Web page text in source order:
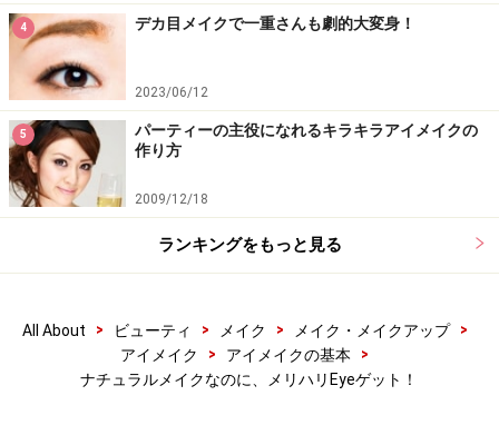
【編集部おすすめの購入サイト】
Amazonで人気のアイメイク用品をチェック！
楽天市場で人気のアイメイク用品をチェック！
4 デカ目メイクで一重さんも劇的大変身！
2023/06/12
5
パーティーの主役になれるキラキラアイメイクの
作り方
2009/12/18
ランキングをもっと見る
All About > ビューティ > メイク > メイク・メイクアップ
>
アイメイク
> アイメイクの基本
>
ナチュラルメイクなのに、メリハリEyeゲット！